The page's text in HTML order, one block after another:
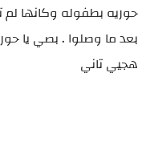
حوريه بطفوله وكانها
بعد ما وصلوا . بصي يا
هجيي تاني